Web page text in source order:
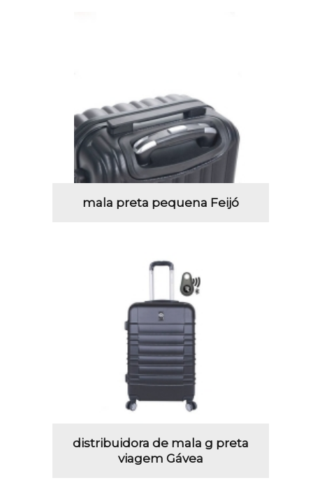
mala preta pequena Feijó
distribuidora de mala g preta
viagem Gávea